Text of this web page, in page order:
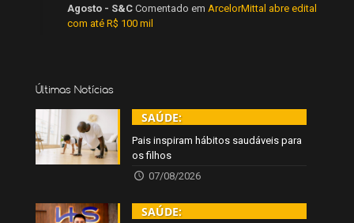
Agosto - S&C Comentado em ArcelorMittal abre edital
com até R$ 100 mil
Últimas Notícias
SAÚDE:
Pais inspiram hábitos saudáveis para
os filhos
07/08/2026
SAÚDE: